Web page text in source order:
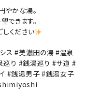
やかな湯。
できます。
しください
ス #美濃田の湯 #温泉
り #銭湯巡り #サ道 #
#銭湯男子 #銭湯女子